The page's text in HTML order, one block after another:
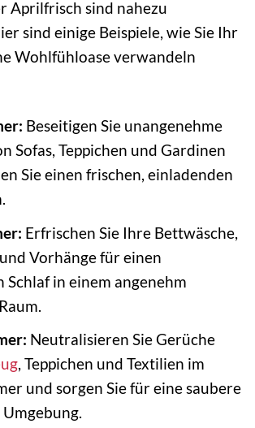
Aprilfrisch sind nahezu
sind einige Beispiele, wie Sie Ihr
Wohlfühloase verwandeln
Beseitigen Sie unangenehme
Sofas, Teppichen und Gardinen
Sie einen frischen, einladenden
Erfrischen Sie Ihre Bettwäsche,
Vorhänge für einen
Schlaf in einem angenehm
Neutralisieren Sie Gerüche
, Teppichen und Textilien im
und sorgen Sie für eine saubere